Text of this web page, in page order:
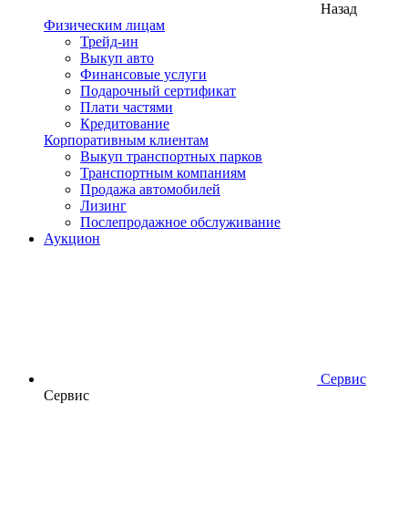
Назад
Физическим лицам
Трейд-ин
Выкуп авто
Финансовые услуги
Подарочный сертификат
Плати частями
Кредитование
Корпоративным клиентам
Выкуп транспортных парков
Транспортным компаниям
Продажа автомобилей
Лизинг
Послепродажное обслуживание
Аукцион
Сервис
Сервис